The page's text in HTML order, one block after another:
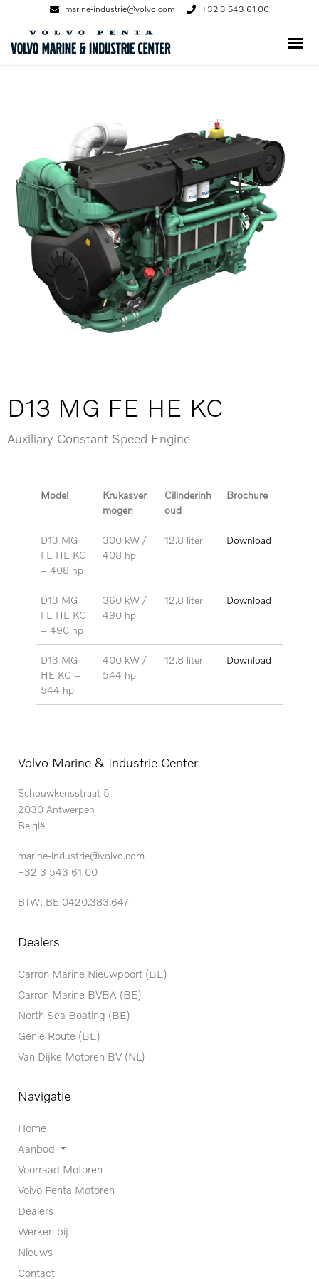
marine-industrie@volvo.com +32 3 543 61 00
D13 MG FE HE KC
Auxiliary Constant Speed Engine
Model
Krukasver
mogen
Cilinderinh
oud
Brochure
D13 MG
FE HE KC
– 408 hp
300 kW /
408 hp
12.8 liter Download
D13 MG
FE HE KC
– 490 hp
360 kW /
490 hp
12.8 liter Download
D13 MG
HE KC –
544 hp
400 kW /
544 hp
12.8 liter Download
Volvo Marine & Industrie Center
Schouwkensstraat 5
2030 Antwerpen
België
marine-industrie@volvo.com
+32 3 543 61 00
BTW: BE 0420.383.647
Dealers
Carron Marine Nieuwpoort (BE)
Carron Marine BVBA (BE)
North Sea Boating (BE)
Genie Route (BE)
Van Dijke Motoren BV (NL)
Navigatie
Home
Aanbod
Voorraad Motoren
Volvo Penta Motoren
Dealers
Werken bij
Nieuws
Contact